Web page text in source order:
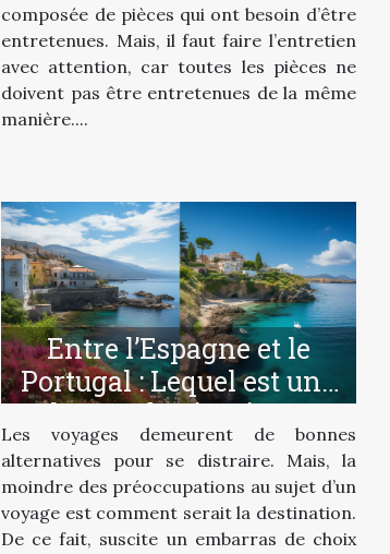
composée de pièces qui ont besoin d’être
entretenues. Mais, il faut faire l’entretien
avec attention, car toutes les pièces ne
doivent pas être entretenues de la même
manière....
Entre l’Espagne et le
Portugal : Lequel est une
bonne destination ?
Les voyages demeurent de bonnes
alternatives pour se distraire. Mais, la
moindre des préoccupations au sujet d’un
voyage est comment serait la destination.
De ce fait, suscite un embarras de choix